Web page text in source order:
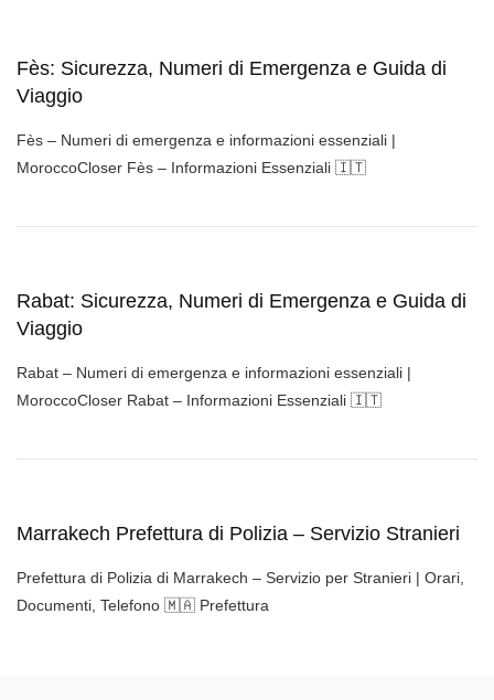
Fès: Sicurezza, Numeri di Emergenza e Guida di
Viaggio
Fès – Numeri di emergenza e informazioni essenziali |
MoroccoCloser Fès – Informazioni Essenziali 🇮🇹
Rabat: Sicurezza, Numeri di Emergenza e Guida di
Viaggio
Rabat – Numeri di emergenza e informazioni essenziali |
MoroccoCloser Rabat – Informazioni Essenziali 🇮🇹
Marrakech Prefettura di Polizia – Servizio Stranieri
Prefettura di Polizia di Marrakech – Servizio per Stranieri | Orari,
Documenti, Telefono 🇲🇦 Prefettura